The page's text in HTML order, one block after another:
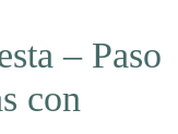
– Paso
con